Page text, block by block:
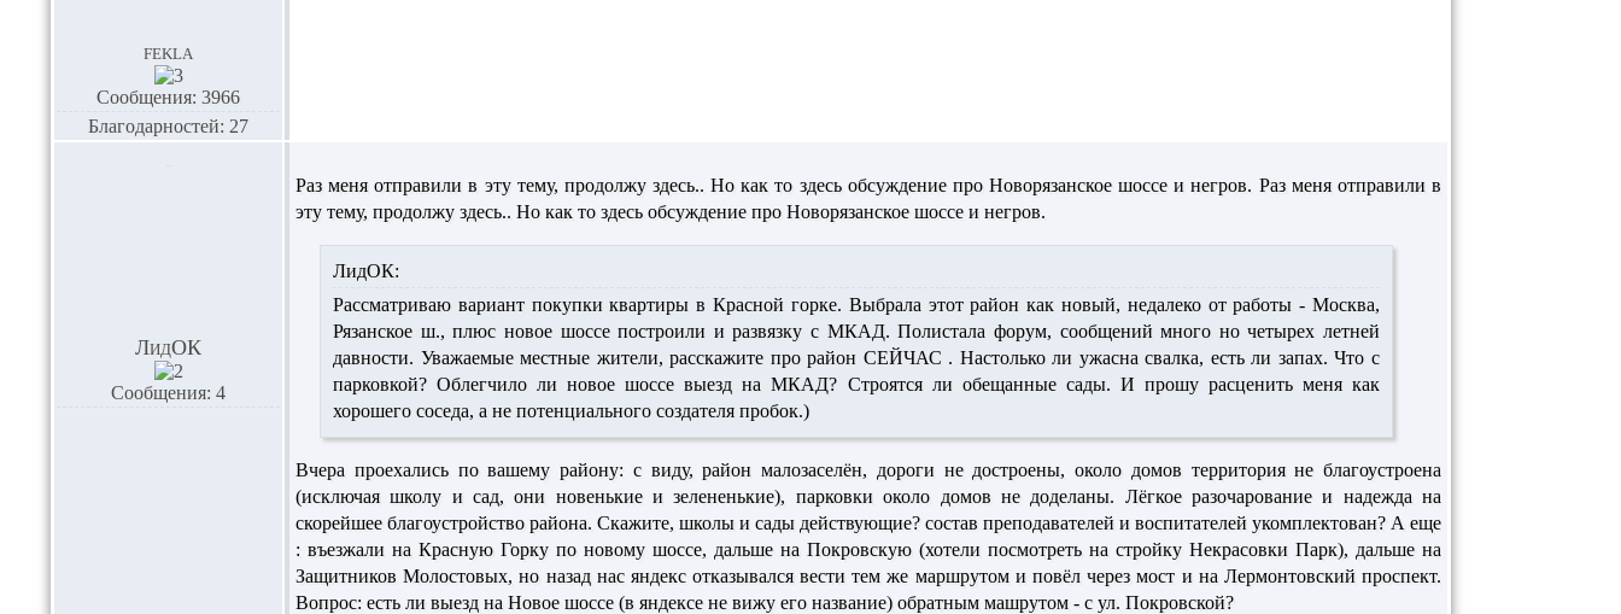
fekla
Сообщения: 3966
Благодарностей: 27
ЛидОК
Сообщения: 4
Раз меня отправили в эту тему, продолжу здесь.. Но как то здесь обсуждение про Новорязанское шоссе и негров. Раз меня отправили в
эту тему, продолжу здесь.. Но как то здесь обсуждение про Новорязанское шоссе и негров.
ЛидОК:
Рассматриваю вариант покупки квартиры в Красной горке. Выбрала этот район как новый, недалеко от работы - Москва,
Рязанское ш., плюс новое шоссе построили и развязку с МКАД. Полистала форум, сообщений много но четырех летней
давности. Уважаемые местные жители, расскажите про район СЕЙЧАС . Настолько ли ужасна свалка, есть ли запах. Что с
парковкой? Облегчило ли новое шоссе выезд на МКАД? Строятся ли обещанные сады. И прошу расценить меня как
хорошего соседа, а не потенциального создателя пробок.)
Вчера проехались по вашему району: с виду, район малозаселён, дороги не достроены, около домов территория не благоустроена
(исключая школу и сад, они новенькие и зелененькие), парковки около домов не доделаны. Лёгкое разочарование и надежда на
скорейшее благоустройство района. Скажите, школы и сады действующие? состав преподавателей и воспитателей укомплектован? А еще
: въезжали на Красную Горку по новому шоссе, дальше на Покровскую (хотели посмотреть на стройку Некрасовки Парк), дальше на
Защитников Молостовых, но назад нас яндекс отказывался вести тем же маршрутом и повёл через мост и на Лермонтовский проспект.
Вопрос: есть ли выезд на Новое шоссе (в яндексе не вижу его название) обратным машрутом - с ул. Покровской?